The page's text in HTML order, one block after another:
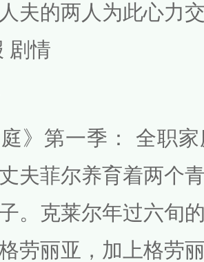
夫的两人为此心力
剧情
庭》第一季： 全职
夫菲尔养育着两个
。克莱尔年过六旬
劳丽亚，加上格劳